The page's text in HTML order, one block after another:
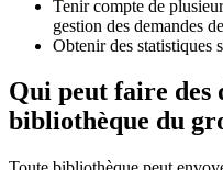
Tenir compte de
gestion des demandes
Obtenir des statistiques
Qui peut faire des
bibliothèque du